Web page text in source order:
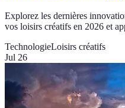
Explorez les dernières
vos loisirs créatifs en 2026 et
TechnologieLoisirs créatifs
Jul 26